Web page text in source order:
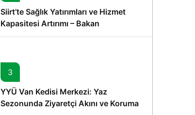
Siirt’te Sağlık Yatırımları ve Hizmet
Kapasitesi Artırımı – Bakan
Memişoğlu’nun Ziyareti
3
YYÜ Van Kedisi Merkezi: Yaz
Sezonunda Ziyaretçi Akını ve Koruma